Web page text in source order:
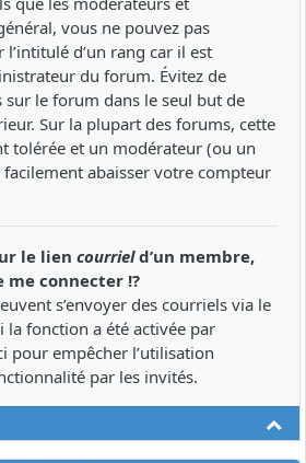
vous ne pouvez pas
d’un rang car il est
du forum. Évitez de
sur le forum dans le seul but de
Sur la plupart des forums, cette
tolérée et un modérateur (ou un
abaisser votre compteur
le lien courrield’un membre,
me connecter !?
s’envoyer des courriels via le
fonction a été activée par
pour empêcher l’utilisation
par les invités.